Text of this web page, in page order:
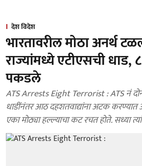
देश विदेश
भारतावरील मोठा अनर्थ
राज्यांमध्ये एटीएसची धाड,
पकडले
ATS Arrests Eight Terrorist : ATS नं दोन राज्यांमध्ये केलेल्या
धाडींनंतर आठ दहशतवाद्यांना अटक
एका मोठ्या हल्ल्याचा कट रचत होते. सध्या